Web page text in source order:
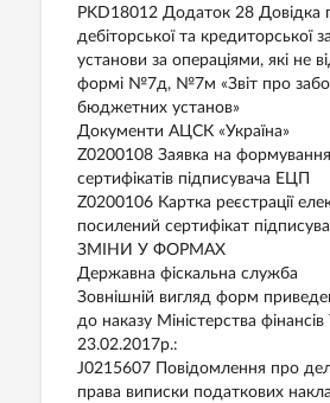
PKD18012 Додаток 28 Довідка
дебіторської та кредиторської
установи за операціями, які не
формі №7д, №7м «Звіт про
бюджетних установ»
Документи АЦСК «Україна»
Z0200108 Заявка на
сертифікатів підписувача ЕЦП
Z0200106 Картка реєстрації
посилений сертифікат
ЗМІНИ У ФОРМАХ
Державна фіскальна служба
Зовнішній вигляд форм
до наказу Міністерства
23.02.2017р.:
J0215607 Повідомлення про
права виписки податкових